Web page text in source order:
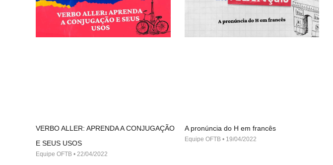
VERBO ALLER: APRENDA A CONJUGAÇÃO
E SEUS USOS
Equipe OFTB 22/04/2022
A pronúncia do H em francês
Equipe OFTB 19/04/2022